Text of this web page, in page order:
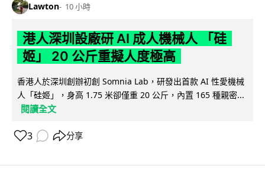
Lawton 10 小時
港人深圳設廠研 AI 成人機械人 「硅
姬」 20 公斤重擬人度極高
香港人於深圳創辦初創 Somnia Lab，研發出首款 AI 性愛機械
人「硅姬」，身高 1.75 米卻僅重 20 公斤，內置 165 種親密...
閱讀全文
3 分享